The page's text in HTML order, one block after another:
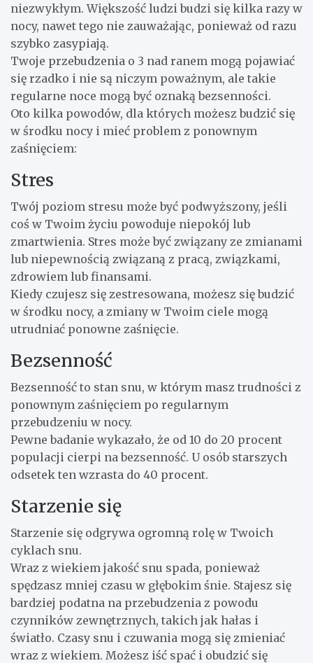
niezwykłym. Większość ludzi budzi się kilka razy w
nocy, nawet tego nie zauważając, ponieważ od razu
szybko zasypiają.
Twoje przebudzenia o 3 nad ranem mogą pojawiać
się rzadko i nie są niczym poważnym, ale takie
regularne noce mogą być oznaką bezsenności.
Oto kilka powodów, dla których możesz budzić się
w środku nocy i mieć problem z ponownym
zaśnięciem:
Stres
Twój poziom stresu może być podwyższony, jeśli
coś w Twoim życiu powoduje niepokój lub
zmartwienia. Stres może być związany ze zmianami
lub niepewnością związaną z pracą, związkami,
zdrowiem lub finansami.
Kiedy czujesz się zestresowana, możesz się budzić
w środku nocy, a zmiany w Twoim ciele mogą
utrudniać ponowne zaśnięcie.
Bezsenność
Bezsenność to stan snu, w którym masz trudności z
ponownym zaśnięciem po regularnym
przebudzeniu w nocy.
Pewne badanie wykazało, że od 10 do 20 procent
populacji cierpi na bezsenność. U osób starszych
odsetek ten wzrasta do 40 procent.
Starzenie się
Starzenie się odgrywa ogromną rolę w Twoich
cyklach snu.
Wraz z wiekiem jakość snu spada, ponieważ
spędzasz mniej czasu w głębokim śnie. Stajesz się
bardziej podatna na przebudzenia z powodu
czynników zewnętrznych, takich jak hałas i
światło. Czasy snu i czuwania mogą się zmieniać
wraz z wiekiem. Możesz iść spać i obudzić się